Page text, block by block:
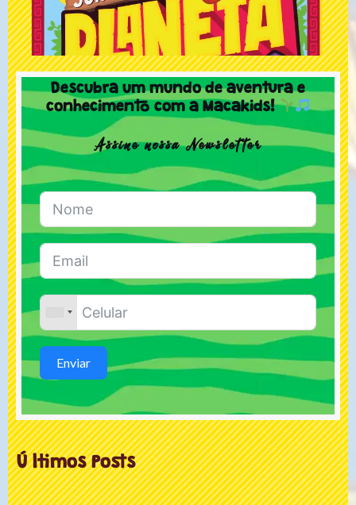
Descubra um mundo de aventura e
conhecimento com a Macakids!
Assine nossa Newsletter
Enviar
Ú ltimos Posts